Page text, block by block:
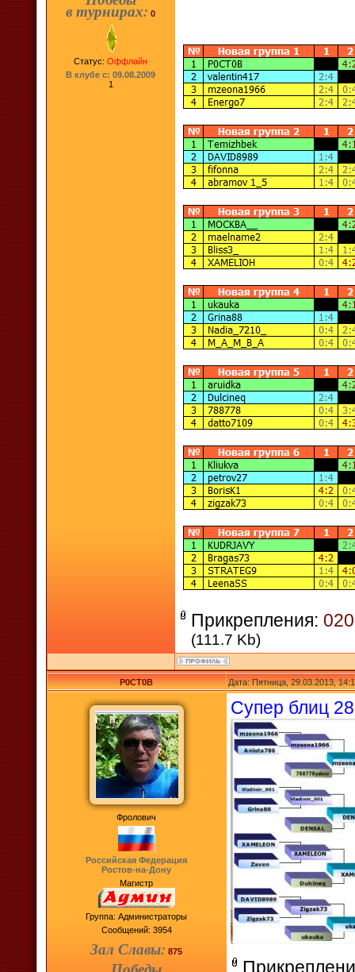
в турнирах: 0
Статус:Оффлайн
В клубе с: 09.08.2009
1
Прикрепления:
(111.7 Kb)
P0CT0B Дата: Пятница, 29.03.2013,
Фролович
Российская Федерация
Ростов-на-Дону
Магистр
Группа: Администраторы
Сообщений: 3954
Зал Славы: 875
Супер блиц